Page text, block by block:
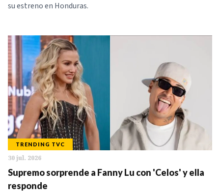
su estreno en Honduras.
TRENDING TVC
30 jul. 2026
Supremo sorprende a Fanny Lu con 'Celos' y ella
responde